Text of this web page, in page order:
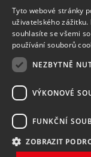
Tyto webové stránky
uživatelského
souhlasíte se všemi
používání souborů
NEZBYTNĚ
VÝKONOVÉ
FUNKČNÍ
ZOBRAZIT